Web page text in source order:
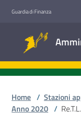
Guardia di Finanza
Home / Stazioni
Anno 2020 /